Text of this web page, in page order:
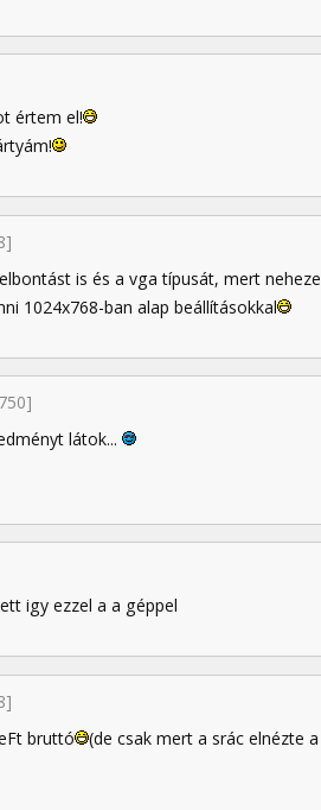
értem el!
is és a vga típusát, mert
1024x768-ban alap beállításokkal
látok...
igy ezzel a a géppel
bruttó
(de csak mert a srác elnézte